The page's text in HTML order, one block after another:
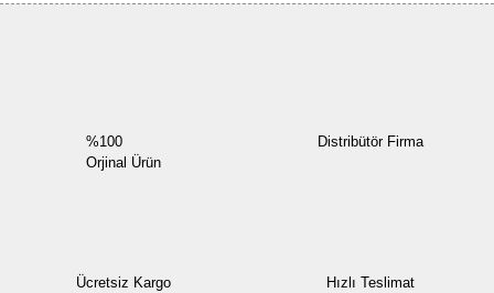
%100
Orjinal Ürün
Distribütör Firma
Ücretsiz Kargo Hızlı Teslimat